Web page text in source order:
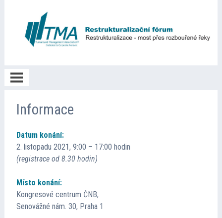
Poděkování
O akci
Program
Informace
Datum konání:
2. listopadu 2021, 9:00 – 17:00 hodin
(registrace od 8.30 hodin)
Místo konání:
Kongresové centrum ČNB,
Senovážné nám. 30, Praha 1